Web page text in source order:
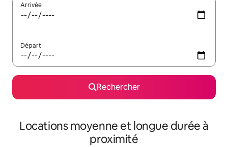
Arrivée
Départ
Rechercher
Locations moyenne et longue durée à
proximité